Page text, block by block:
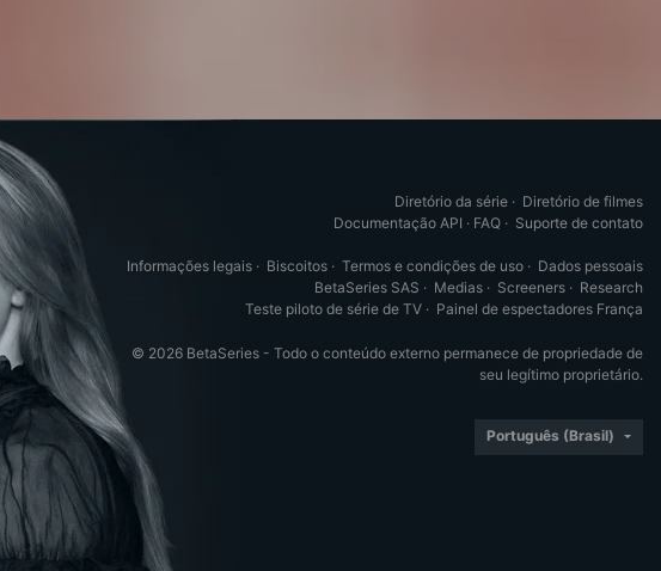
Diretório da série · Diretório de filmes
Documentação API · FAQ · Suporte de contato
Informações legais · Biscoitos · Termos e condições de uso · Dados pessoais
BetaSeries SAS · Medias · Screeners · Research
Teste piloto de série de TV · Painel de espectadores França
© 2026 BetaSeries - Todo o conteúdo externo permanece de propriedade de
seu legítimo proprietário.
Português (Brasil)